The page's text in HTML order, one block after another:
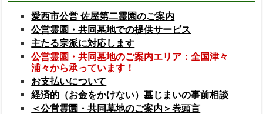
愛西市公営 佐屋第二霊園のご案内
公営霊園・共同墓地での提供サービス
主たる宗派に対応します
公営霊園・共同墓地のご案内エリア：全国津々
浦々から承っています！
お支払いについて
経済的（お金をかけない）墓じまいの事前相談
＜公営霊園・共同墓地のご案内＞巻頭言